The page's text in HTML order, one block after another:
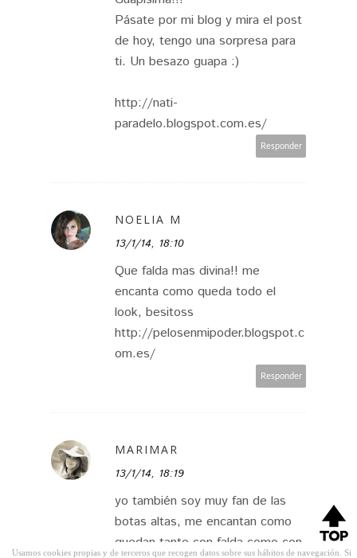
Pásate por mi blog y mira el post
de hoy, tengo una sorpresa para
ti. Un besazo guapa :)
http://nati-
paradelo.blogspot.com.es/
Responder
NOELIA M
13/1/14, 18:10
Que falda mas divina!! me
encanta como queda todo el
look, besitoss
http://pelosenmipoder.blogspot.c
om.es/
Responder
MARIMAR
13/1/14, 18:19
yo también soy muy fan de las
botas altas, me encantan como
quedan tanto con falda como con
Usamos cookies propias y de terceros que recogen datos sobre sus hábitos de navegación. Si